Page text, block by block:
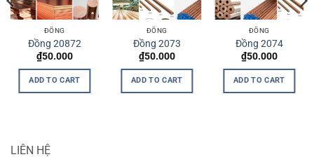
ĐỒNG
Đồng 20872
₫50.000
ADD TO CART
ĐỒNG
Đồng 2073
₫50.000
ADD TO CART
ĐỒNG
Đồng 2074
₫50.000
ADD TO CART
LIÊN HỆ